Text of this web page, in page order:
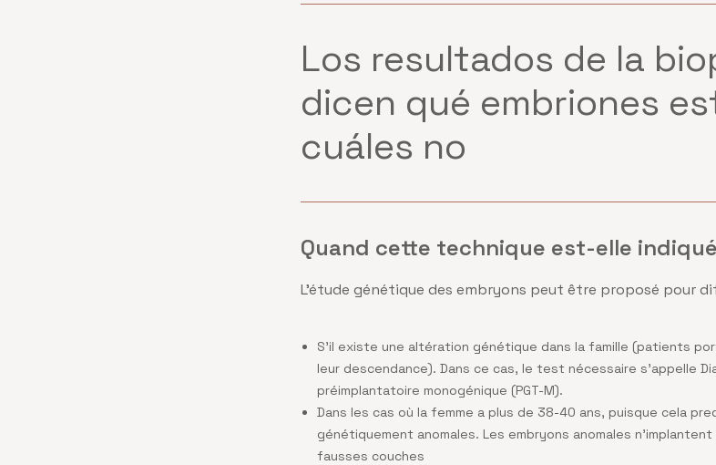
Los resultados de la
dicen qué embriones
cuáles no
Quand cette technique est-elle
L’étude génétique des embryons peut être proposé pour
S’il existe une altération génétique dans la famille (patients
leur descendance). Dans ce cas, le test nécessaire s’appelle
préimplantatoire monogénique (PGT-M).
Dans les cas où la femme a plus de 38-40 ans, puisque cela
génétiquement anomales. Les embryons anomales
fausses couches